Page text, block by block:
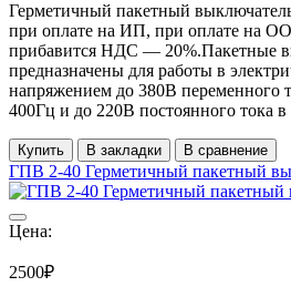
Герметичный пакетный
при оплате на ИП, при оплате на
прибавится НДС ― 20%.Пакетные
предназначены для работы в
напряжением до 380В переменного
400Гц и до 220В постоянного тока в
Купить В закладки В сравнение
ГПВ 2-40 Герметичный пакетный
Цена:
2500₽